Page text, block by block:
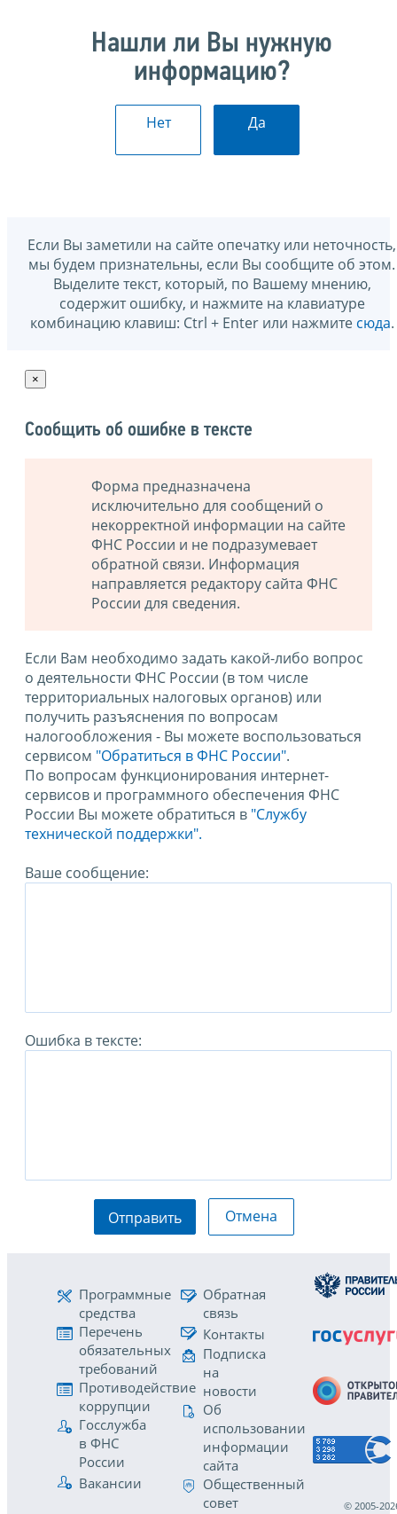
Нашли ли Вы нужную
информацию?
Нет Да
Если Вы заметили на сайте опечатку или неточность,
мы будем признательны, если Вы сообщите об этом.
Выделите текст, который, по Вашему мнению,
содержит ошибку, и нажмите на клавиатуре
комбинацию клавиш: Ctrl + Enter или нажмите сюда.
×
Сообщить об ошибке в тексте
Форма предназначена
исключительно для сообщений о
некорректной информации на сайте
ФНС России и не подразумевает
обратной связи. Информация
направляется редактору сайта ФНС
России для сведения.
Если Вам необходимо задать какой-либо вопрос
о деятельности ФНС России (в том числе
территориальных налоговых органов) или
получить разъяснения по вопросам
налогообложения - Вы можете воспользоваться
сервисом "Обратиться в ФНС России".
По вопросам функционирования интернет-
сервисов и программного обеспечения ФНС
России Вы можете обратиться в "Службу
технической поддержки".
Ваше сообщение:
Ошибка в тексте:
Отправить Отмена
Программные
средства
Перечень
обязательных
требований
Противодействие
коррупции
Госслужба
в ФНС
России
Вакансии
Обратная
связь
Контакты
Подписка
на
новости
Об
использовании
информации
сайта
Общественный
совет
© 2005-